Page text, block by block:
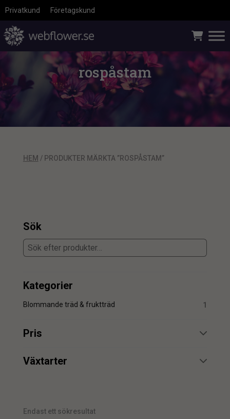
Privatkund Företagskund
rospåstam
HEM / PRODUKTER MÄRKTA ”ROSPÅSTAM”
Sök
Kategorier
Blommande träd & fruktträd 1
Pris
min.
min.
Växtarter
Endast ett sökresultat